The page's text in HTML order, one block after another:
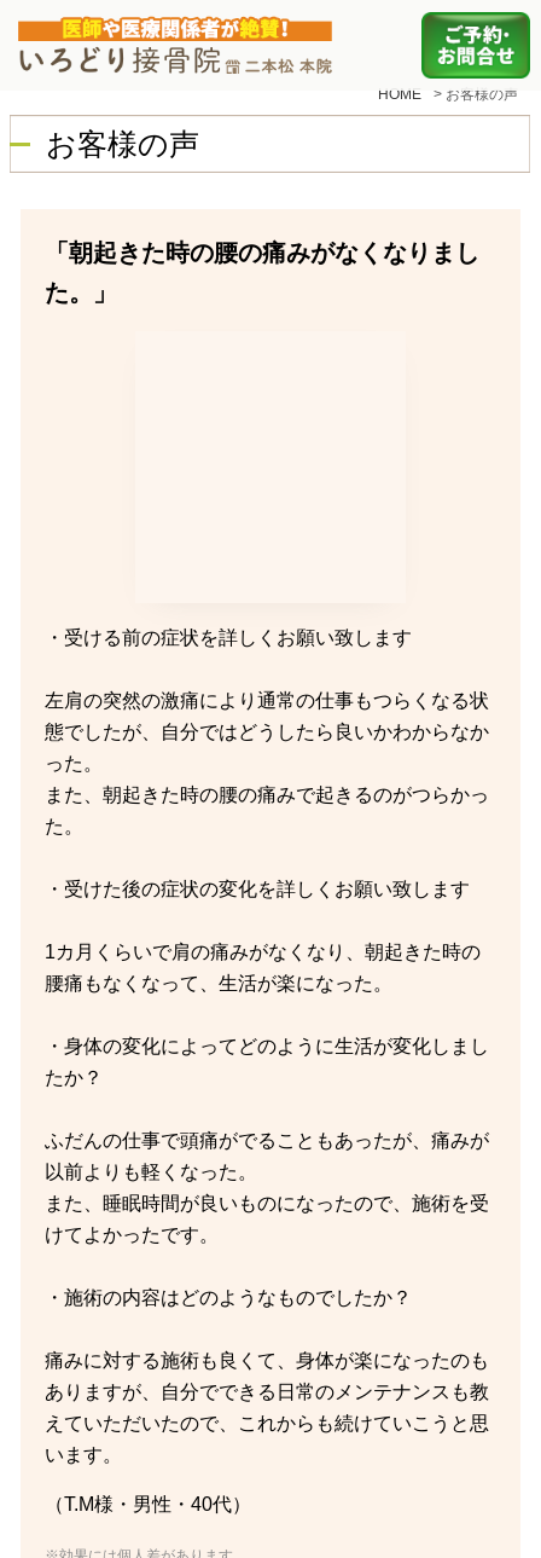
HOME > お客様の声
お客様の声
「朝起きた時の腰の痛みがなくなりまし
た。」
・受ける前の症状を詳しくお願い致します
左肩の突然の激痛により通常の仕事もつらくなる状
態でしたが、自分ではどうしたら良いかわからなか
った。
また、朝起きた時の腰の痛みで起きるのがつらかっ
た。
・受けた後の症状の変化を詳しくお願い致します
1カ月くらいで肩の痛みがなくなり、朝起きた時の
腰痛もなくなって、生活が楽になった。
・身体の変化によってどのように生活が変化しまし
たか？
ふだんの仕事で頭痛がでることもあったが、痛みが
以前よりも軽くなった。
また、睡眠時間が良いものになったので、施術を受
けてよかったです。
・施術の内容はどのようなものでしたか？
痛みに対する施術も良くて、身体が楽になったのも
ありますが、自分でできる日常のメンテナンスも教
えていただいたので、これからも続けていこうと思
います。
（T.M様・男性・40代）